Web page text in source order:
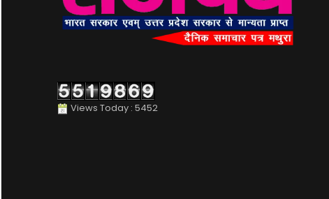
Views Today : 5452